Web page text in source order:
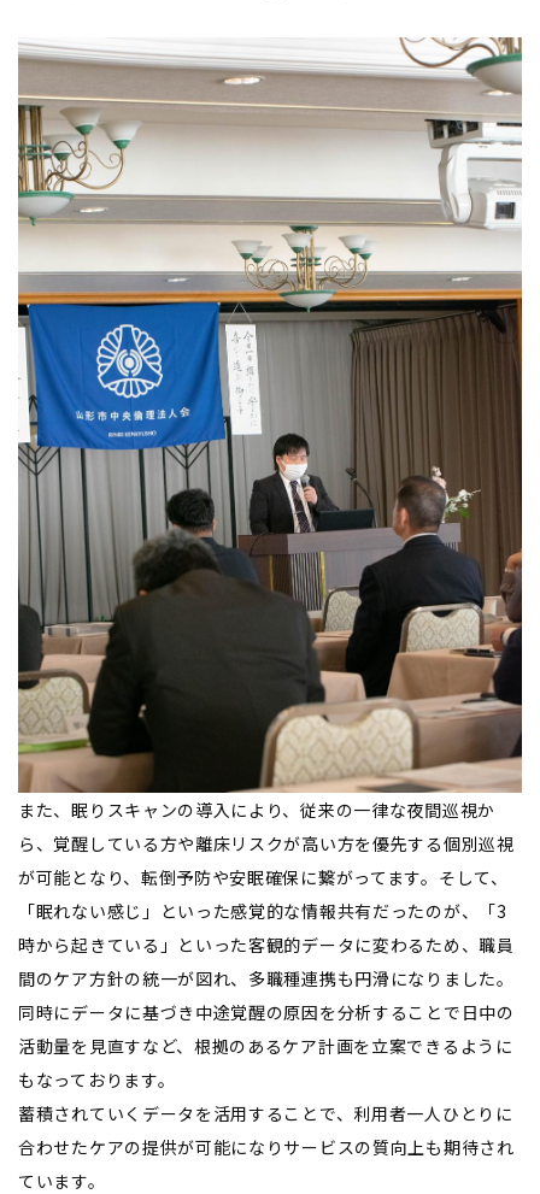
また、眠りスキャンの導入により、従来の一律な夜間巡視か
ら、覚醒している方や離床リスクが高い方を優先する個別巡視
が可能となり、転倒予防や安眠確保に繋がってます。そして、
「眠れない感じ」といった感覚的な情報共有だったのが、「3
時から起きている」といった客観的データに変わるため、職員
間のケア方針の統一が図れ、多職種連携も円滑になりました。
同時にデータに基づき中途覚醒の原因を分析することで日中の
活動量を見直すなど、根拠のあるケア計画を立案できるように
もなっております。
蓄積されていくデータを活用することで、利用者一人ひとりに
合わせたケアの提供が可能になりサービスの質向上も期待され
ています。